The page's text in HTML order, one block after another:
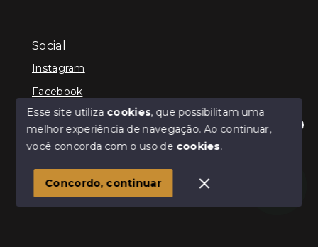
Olá! Estamos disponíveis para te ajudar.
Social
Instagram
Facebook
© Copyright 2026 - Kenner Caixeta - Corretor de
SITE PARA IMOBILIARIA
Esse site utiliza cookies, que possibilitam uma
melhor experiência de navegação.Ao continuar,
você concorda com o uso de cookies.
Concordo, continuar